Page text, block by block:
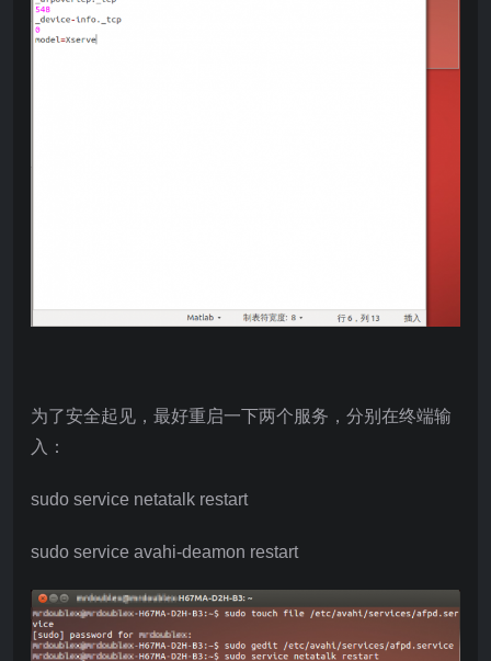
为了安全起见，最好重启一下两个服务，分别在终端输
入：
sudo service netatalk restart
sudo service avahi-deamon restart